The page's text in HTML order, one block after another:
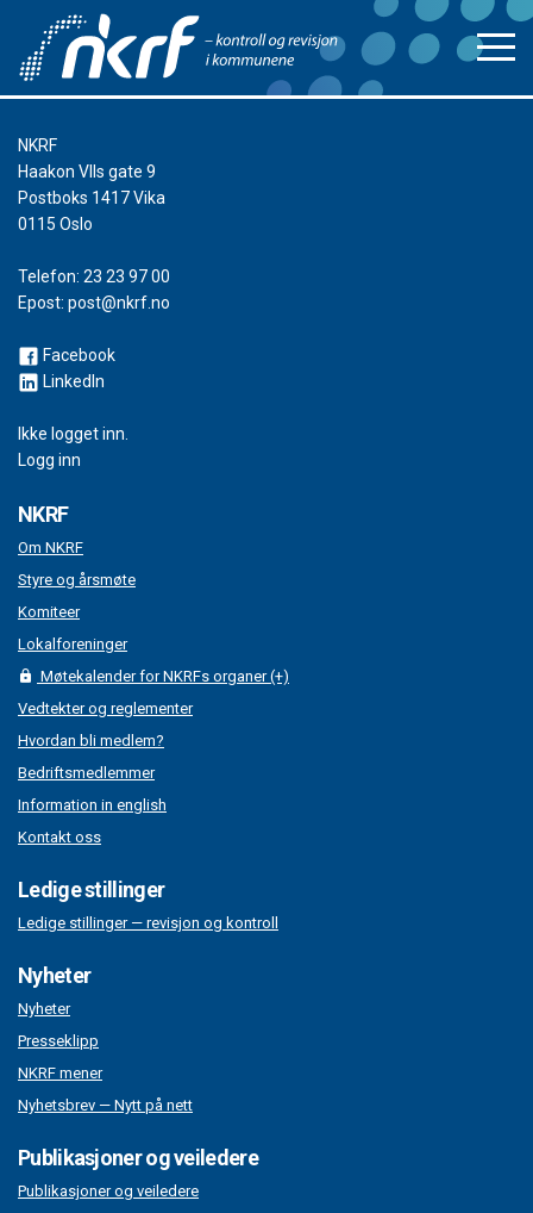
NKRF
Haakon VIIs gate 9
Postboks 1417 Vika
0115 Oslo
Telefon: 23 23 97 00
Epost: post@nkrf.no
Facebook
LinkedIn
Ikke logget inn.
Logg inn
NKRF
Om NKRF
Styre og årsmøte
Komiteer
Lokalforeninger
Møtekalender for NKRFs organer (+)
Vedtekter og reglementer
Hvordan bli medlem?
Bedriftsmedlemmer
Information in english
Kontakt oss
Ledige stillinger
Ledige stillinger — revisjon og kontroll
Nyheter
Nyheter
Presseklipp
NKRF mener
Nyhetsbrev — Nytt på nett
Publikasjoner og veiledere
Publikasjoner og veiledere